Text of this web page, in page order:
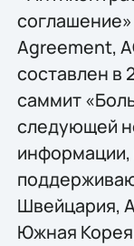
Agreement,
составлен в
саммит
следующей
информации,
Швейцария,
Южная